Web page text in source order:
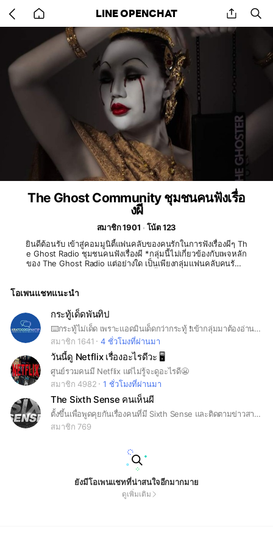
back
to
home
LINE OPENCHAT share
The Ghost Community ชุมชนคนฟังเรื่อ
งผี
สมาชิก 1901
โน้ต 123
ยินดีต้อนรับ เข้าสู่คอมมูนิตี้แฟนคลับของคนรักในการฟังเรื่องผีๆ Th
e Ghost Radio ชุมชนคนฟังเรื่องผี *กลุ่มนี้ไม่เกี่ยวข้องกับเพจหลัก
ของ The Ghost Radio แต่อย่างใด เป็นเพียงกลุ่มแฟนคลับคนรักเด
โอเพนแชทแนะนำ
กระทู้เด็ดพันทิป
⌨️กระทู้ไม่เด็ด เพราะแอดมินเด็ดกว่ากระทู้ ❗️เข้ากลุ่มมาต้องอ่านกฎในโน๊ตก่อน ‼️ตั้งชื่อดีๆที่พอจะมีความหมาย ⁉️ใส่รูปด้วย ⭕️รับทราบและเข้าใจใช่ไหมคะ ⛔️แอดมินห้องนี้ไม่ปกติค่ะ เถื่อนมาก!!!!!!
สมาชิก 1641
4 ชั่วโมงที่ผ่านมา
วันนี้ดู Netflix เรื่องอะไรดีวะ 🖥
ศูนย์รวมคนมี Netflix แต่ไม่รู้จะดูอะไรดี😬
สมาชิก 4982
1 ชั่วโมงที่ผ่านมา
The Sixth Sense คนเห็นผี
ตั้งขึ้นเพื่อพูดคุยกันเรื่องคนที่มี Sixth Sense และติดตามข่าวสารทางเพจอีก 1 ทาง
สมาชิก 769
ยังมีโอเพนแชทที่น่าสนใจอีกมากมาย
ดูเพิ่มเติม